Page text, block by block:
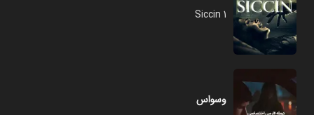
Siccin 1
وسواس